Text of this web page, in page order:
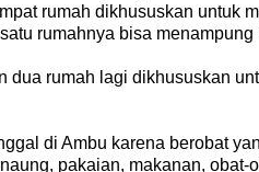
rumah dikhususkan untuk
rumahnya bisa menampung
dua rumah lagi dikhususkan
di Ambu karena berobat
pakaian, makanan,